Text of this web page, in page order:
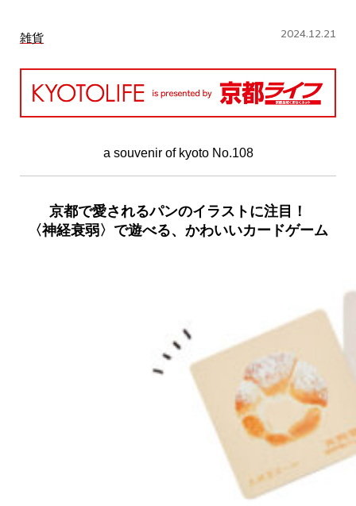
SERIES
カレーが好き
私と店のはなし
今月の京みやげ
雑貨 2024.12.21
a souvenir of kyoto No.108
京都で愛されるパンのイラストに注目！
〈神経衰弱〉で遊べる、かわいいカードゲーム